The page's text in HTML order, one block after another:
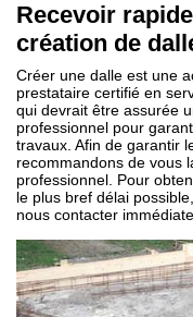
Recevoir
création de
Créer une dalle est une
prestataire certifié en
qui devrait être assurée
professionnel pour
travaux. Afin de garantir
recommandons de vous
professionnel. Pour
le plus bref délai
nous contacter